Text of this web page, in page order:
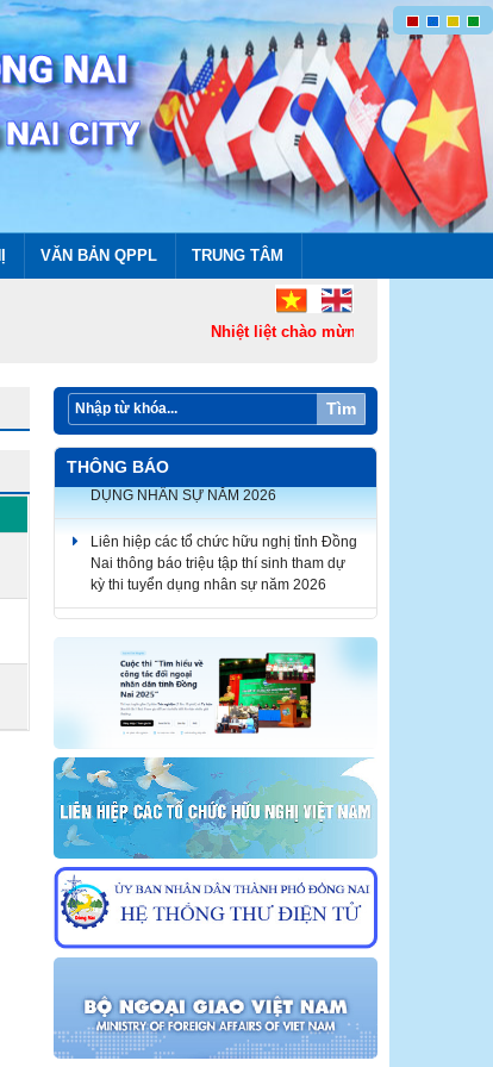
VĂN BẢN QPPL TRUNG TÂM
Nhiệt liệt chào mừng thành lập Thành
Tìm
THÔNG BÁO
THÔNG BÁO KẾT QUẢ KỲ THI TUYỂN
DỤNG NHÂN SỰ NĂM 2026
Liên hiệp các tổ chức hữu nghị tỉnh Đồng
Nai thông báo triệu tập thí sinh tham dự
kỳ thi tuyển dụng nhân sự năm 2026
Nai thông báo tuyển dụng nhân sự năm
2026